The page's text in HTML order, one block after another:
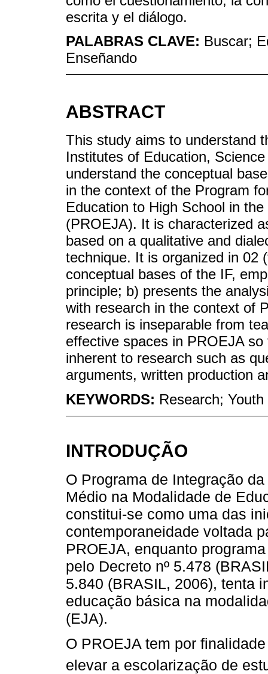
escrita y el diálogo.
PALABRAS CLAVE: Buscar;
Enseñando
ABSTRACT
This study aims to understand
Institutes of Education,
understand the conceptual
in the context of the Program
Education to High School in
(PROEJA). It is characterized
based on a qualitative and
technique. It is organized in 02
conceptual bases of the IF,
principle; b) presents the
with research in the context of
research is inseparable from
effective spaces in PROEJA
inherent to research such as
arguments, written production
KEYWORDS: Research;
INTRODUÇÃO
O Programa de Integração
Médio na Modalidade de
constitui-se como uma das
contemporaneidade voltada
PROEJA, enquanto
pelo Decreto nº 5.478
5.840 (BRASIL, 2006), tenta
educação básica na
(EJA).
O PROEJA tem por
elevar a escolarização de